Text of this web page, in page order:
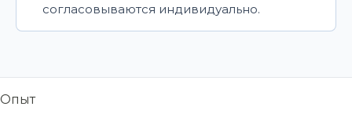
согласовываются индивидуально.
Опыт